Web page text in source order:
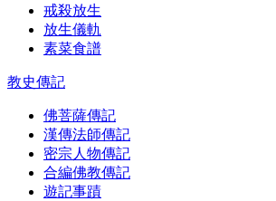
戒殺放生
放生儀軌
素菜食譜
教史傳記
佛菩薩傳記
漢傳法師傳記
密宗人物傳記
合編佛教傳記
遊記事蹟